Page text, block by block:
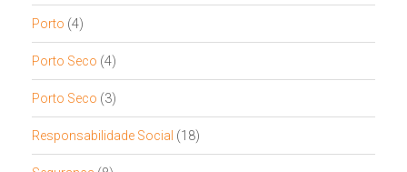
Porto (4)
Porto Seco (4)
Porto Seco (3)
Responsabilidade Social (18)